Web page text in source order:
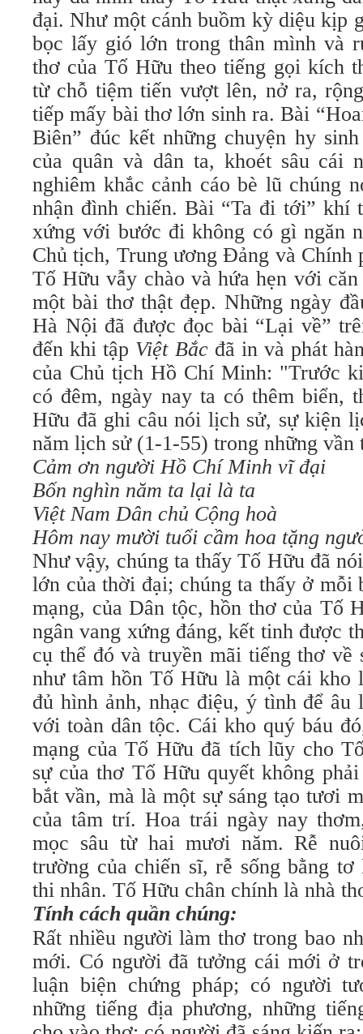
đại. Như một cánh buồm kỳ diệu kịp
bọc lấy gió lớn trong thân mình và
thơ của Tố Hữu theo tiếng gọi kích
từ chỗ tiệm tiến vượt lên, nở ra,
tiếp mấy bài thơ lớn sinh ra. Bài
Biên” đúc kết những chuyện hy
của quân và dân ta, khoét sâu cái
nghiêm khắc cảnh cáo bè lũ chúng
nhận đình chiến. Bài “Ta đi tới” khí
xứng với bước đi không có gì ngăn
Chủ tịch, Trung ương Ðảng và Chính
Tố Hữu vẫy chào và hứa hẹn với
một bài thơ thật đẹp. Những ngày
Hà Nội đã được đọc bài “Lại về”
đến khi tập Việt Bắcđã in và phát
của Chủ tịch Hồ Chí Minh: "Trước
có đêm, ngày nay ta có thêm biển,
Hữu đã ghi câu nói lịch sử, sự kiện
năm lịch sử (1-1-55) trong những vần
Cảm ơn người Hồ Chí Minh vĩ đại
Bốn nghìn năm ta lại là ta
Việt Nam Dân chủ Cộng hoà
Hôm nay mười tuổi cầm hoa tặng
Như vậy, chúng ta thấy Tố Hữu đã
lớn của thời đại; chúng ta thấy ở mỗi
mạng, của Dân tộc, hồn thơ của Tố
ngân vang xứng đáng, kết tinh được
cụ thể đó và truyền mãi tiếng thơ
như tâm hồn Tố Hữu là một cái kho
đủ hình ảnh, nhạc điệu, ý tình để
với toàn dân tộc. Cái kho quý báu
mạng của Tố Hữu đã tích lũy cho
sự của thơ Tố Hữu quyết không
bắt vần, mà là một sự sáng tạo tươi
của tâm trí. Hoa trái ngày nay
mọc sâu từ hai mươi năm. Rễ
trường của chiến sĩ, rễ sống bằng tơ
thi nhân. Tố Hữu chân chính là nhà
Tính cách quần chúng:
Rất nhiều người làm thơ trong bao
mới. Có người đã tưởng cái mới ở
luận biện chứng pháp; có người
những tiếng địa phương, những